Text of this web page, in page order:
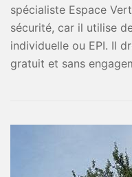
spécialiste Espace
sécurité, car il utilise
individuelle ou EPI. Il
gratuit et sans